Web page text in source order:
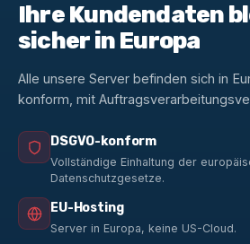
Ihre Kundendaten
sicher in Europa
Alle unsere Server befinden sich in
konform, mit
DSGVO-konform
Vollständige Einhaltung der
Datenschutzgesetze.
EU-Hosting
Server in Europa, keine US-Cloud.